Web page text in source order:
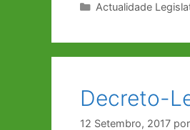
Categorias
Actualidade
Decreto-
12 Setembro, 2017 por